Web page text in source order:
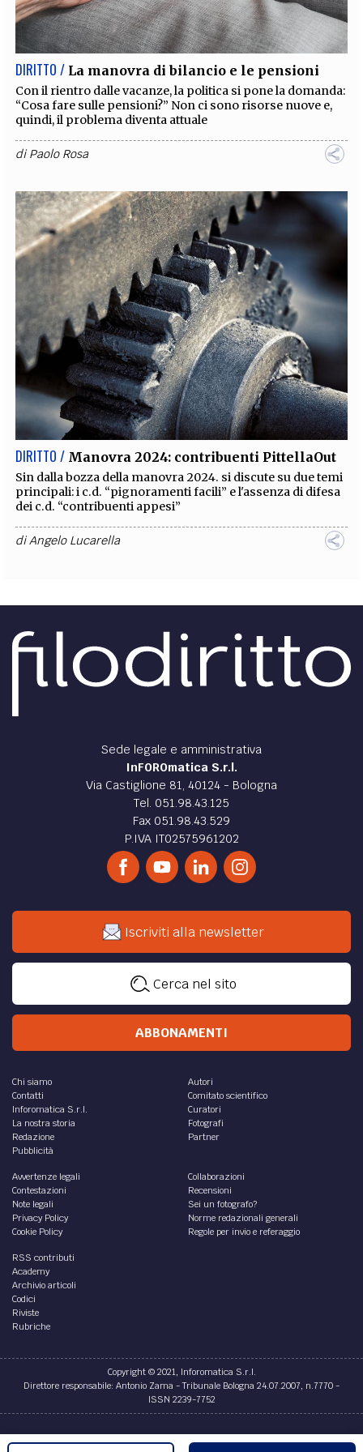
EXTRA
CODICI RUBRICHE LIBRI PROCEEDINGS PUBBLICITÀ CONTATTI
SOCIAL MEDIA
DIRITTO / La manovra di bilancio e le pensioni
Con il rientro dalle vacanze, la politica si pone la domanda:
“Cosa fare sulle pensioni?” Non ci sono risorse nuove e,
quindi, il problema diventa attuale
diPaolo Rosa
DIRITTO / Manovra 2024: contribuenti PittellaOut
Sin dalla bozza della manovra 2024. si discute su due temi
principali: i c.d. “pignoramenti facili” e l'assenza di difesa
dei c.d. “contribuenti appesi”
diAngelo Lucarella
Sede legale e amministrativa
InFOROmatica S.r.l.
Via Castiglione 81, 40124 - Bologna
Tel. 051.98.43.125
Fax 051.98.43.529
P.IVA IT02575961202
Iscriviti alla newsletter
Cerca nel sito
ABBONAMENTI
Chi siamo
Contatti
Inforomatica S.r.l.
La nostra storia
Redazione
Pubblicità
Autori
Comitato scientifico
Curatori
Fotografi
Partner
Avvertenze legali
Contestazioni
Note legali
Privacy Policy
Cookie Policy
Collaborazioni
Recensioni
Sei un fotografo?
Norme redazionali generali
Regole per invio e referaggio
RSS contributi
Academy
Archivio articoli
Codici
Riviste
Rubriche
Copyright © 2021, Inforomatica S.r.l.
Direttore responsabile: Antonio Zama - Tribunale Bologna 24.07.2007, n.7770 -
ISSN 2239-7752
Credits